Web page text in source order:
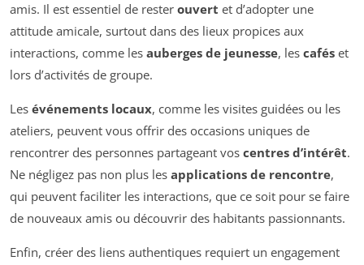
amis. Il est essentiel de rester ouvert et d’adopter une
attitude amicale, surtout dans des lieux propices aux
interactions, comme les auberges de jeunesse, les cafés et
lors d’activités de groupe.
Les événements locaux, comme les visites guidées ou les
ateliers, peuvent vous offrir des occasions uniques de
rencontrer des personnes partageant vos centres d’intérêt.
Ne négligez pas non plus les applications de rencontre,
qui peuvent faciliter les interactions, que ce soit pour se faire
de nouveaux amis ou découvrir des habitants passionnants.
Enfin, créer des liens authentiques requiert un engagement